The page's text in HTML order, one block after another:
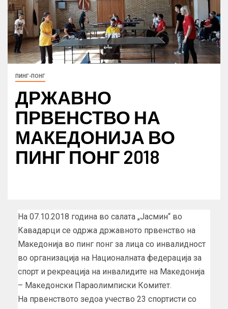
ПИНГ-ПОНГ
ДРЖАВНО
ПРВЕНСТВО НА
МАКЕДОНИЈА ВО
ПИНГ ПОНГ 2018
На 07.10.2018 година во салата „Јасмин“ во
Кавадарци се одржа државното првенство на
Македонија во пинг понг за лица со инвалидност
во организација на Националната федерација за
спорт и рекреација на инвалидите на Македонија
– Македонски Параолимписки Комитет.
На првенството зедоа учество 23 спортисти со